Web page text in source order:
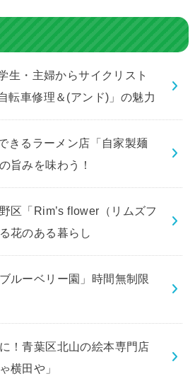
生・主婦からサイクリスト
転車修理＆(アンド)」の魅力
きるラーメン店「自家製麺
旨みを味わう！
区「Rim’s flower（リムズフ
花のある暮らし
ルーベリー園」時間無制限
！青葉区北山の絵本専門店
横田や」